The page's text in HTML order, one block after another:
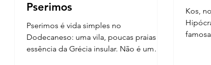
Pserimos
Pserimos é vida simples no
Dodecaneso: uma vila, poucas praias e a
essência da Grécia insular. Não é um
Kos,